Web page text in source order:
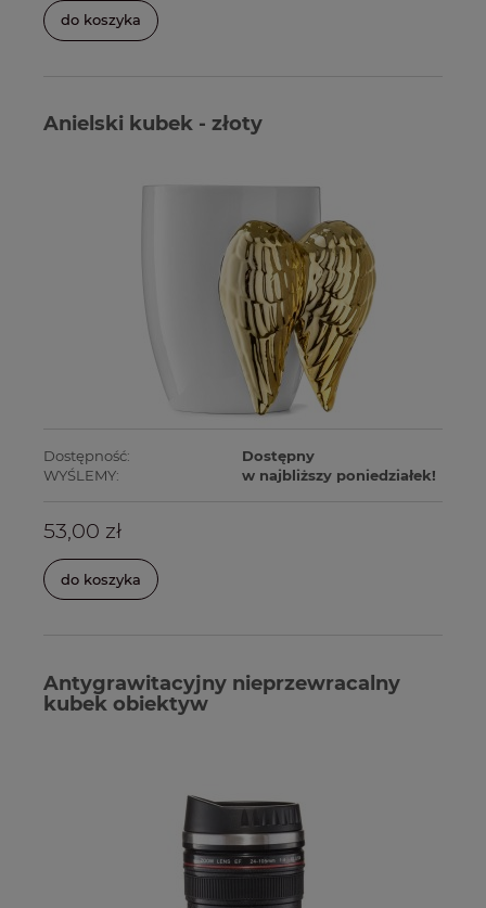
do koszyka
Anielski kubek - złoty
Dostępność:
Dostępny
WYŚLEMY:
w najbliższy poniedziałek!
53,00 zł
do koszyka
Antygrawitacyjny nieprzewracalny
kubek obiektyw